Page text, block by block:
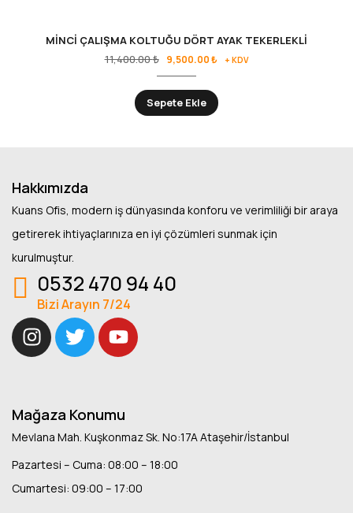
MİNCİ ÇALIŞMA KOLTUĞU DÖRT AYAK TEKERLEKLİ
11,400.00₺ 9,500.00₺ + KDV
Sepete Ekle
Hakkımızda
Kuans Ofis, modern iş dünyasında konforu ve verimliliği bir araya
getirerek ihtiyaçlarınıza en iyi çözümleri sunmak için
kurulmuştur.
0532 470 94 40
Bizi Arayın 7/24
Mağaza Konumu
Mevlana Mah. Kuşkonmaz Sk. No:17A Ataşehir/İstanbul
Pazartesi – Cuma: 08:00 – 18:00
Cumartesi: 09:00 – 17:00